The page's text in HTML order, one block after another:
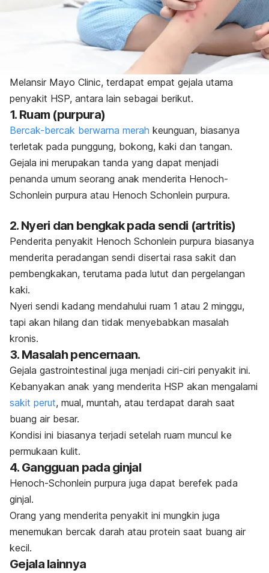
Melansir Mayo Clinic, terdapat empat gejala utama
penyakit HSP, antara lain sebagai berikut.
1. Ruam (purpura)
Bercak-bercak berwarna merah keunguan, biasanya
terletak pada punggung, bokong, kaki dan tangan.
Gejala ini merupakan tanda yang dapat menjadi
penanda umum seorang anak menderita Henoch-
Schonlein purpura atau Henoch Schonlein purpura.
2. Nyeri dan bengkak pada sendi (artritis)
Penderita penyakit Henoch Schonlein purpura biasanya
menderita peradangan sendi disertai rasa sakit dan
pembengkakan, terutama pada lutut dan pergelangan
kaki.
Nyeri sendi kadang mendahului ruam 1 atau 2 minggu,
tapi akan hilang dan tidak menyebabkan masalah
kronis.
3. Masalah pencernaan.
Gejala gastrointestinal juga menjadi ciri-ciri penyakit ini.
Kebanyakan anak yang menderita HSP akan mengalami
sakit perut, mual, muntah, atau terdapat darah saat
buang air besar.
Kondisi ini biasanya terjadi setelah ruam muncul ke
permukaan kulit.
4. Gangguan pada ginjal
Henoch-Schonlein purpura juga dapat berefek pada
ginjal.
Orang yang menderita penyakit ini mungkin juga
menemukan bercak darah atau protein saat buang air
kecil.
Gejala lainnya